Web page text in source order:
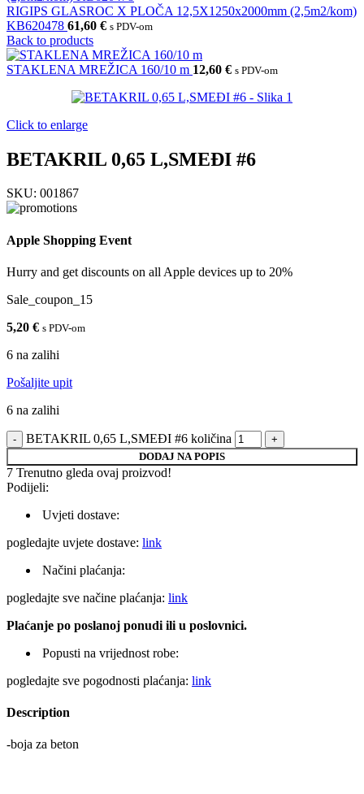
RIGIPS GLASROC X PLOČA 12,5X1250x2000mm (2,5m2/kom)
KB620478 61,60 € s PDV-om
Back to products
STAKLENA MREŽICA 160/10 m 12,60 € s PDV-om
Click to enlarge
BETAKRIL 0,65 L,SMEĐI #6
SKU: 001867
Apple Shopping Event
Hurry and get discounts on all Apple devices up to 20%
Sale_coupon_15
5,20 € s PDV-om
6 na zalihi
Pošaljite upit
6 na zalihi
BETAKRIL 0,65 L,SMEĐI #6 količina
DODAJ NA POPIS
7 Trenutno gleda ovaj proizvod!
Podijeli:
Uvjeti dostave:
pogledajte uvjete dostave: link
Načini plaćanja:
pogledajte sve načine plaćanja: link
Plaćanje po poslanoj ponudi ili u poslovnici.
Popusti na vrijednost robe:
pogledajte sve pogodnosti plaćanja: link
Description
-boja za beton